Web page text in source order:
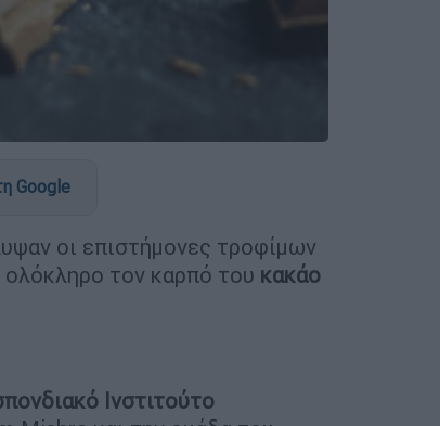
Google
οι επιστήμονες τροφίμων
ολόκληρο τον καρπό του κακάο
Ινστιτούτο